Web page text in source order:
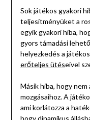
Sok játékos gyakori
teljesítményüket a
egyik gyakori hiba,
gyors támadási
helyezkedés a
erőteljes ütéseivel
Másik hiba, hogy
mozgásaihoz. A
ami korlátozza a
hogy dinamikus